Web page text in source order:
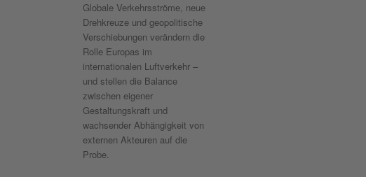
Globale Verkehrsströme, neue
Drehkreuze und geopolitische
Verschiebungen verändern die
Rolle Europas im
internationalen Luftverkehr –
und stellen die Balance
zwischen eigener
Gestaltungskraft und
wachsender Abhängigkeit von
externen Akteuren auf die
Probe.